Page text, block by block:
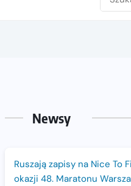
Newsy
Ruszają zapisy na Nice To
okazji 48. Maratonu